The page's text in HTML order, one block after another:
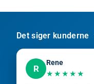
Det siger kunderne
R
Rene
★★★★★